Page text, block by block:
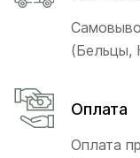
(Бельцы,
Оплата
Оплата